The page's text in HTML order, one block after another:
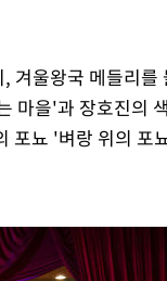
겨울왕국 메들리를
마을'과 장호진의 색
포뇨 '벼랑 위의 포